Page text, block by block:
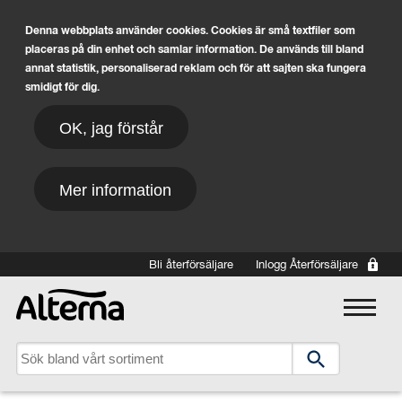
Denna webbplats använder cookies. Cookies är små textfiler som
placeras på din enhet och samlar information. De används till bland
annat statistik, personaliserad reklam och för att sajten ska fungera
smidigt för dig.
OK, jag förstår
Mer information
Hoppa till huvudinnehållBli återförsäljare Inlogg Återförsäljare
Main navigation